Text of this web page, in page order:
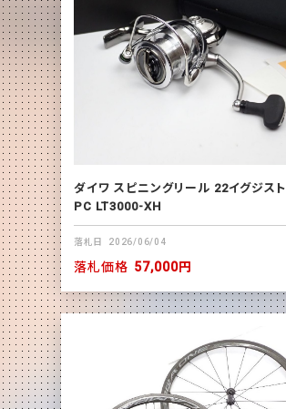
ダイワ スピニングリール 22イグジスト
PC LT3000-XH
落札日 2026/06/04
落札価格 57,000円